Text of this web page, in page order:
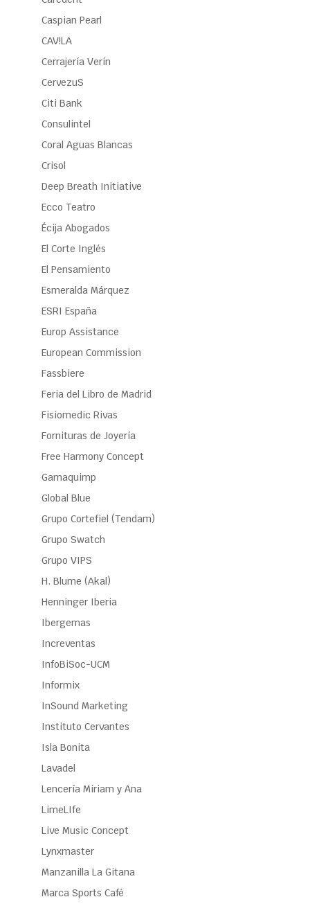
Caspian Pearl
CAV!LA
Cerrajería Verín
CervezuS
Citi Bank
Consulintel
Coral Aguas Blancas
Crisol
Deep Breath Initiative
Ecco Teatro
Écija Abogados
El Corte Inglés
El Pensamiento
Esmeralda Márquez
ESRI España
Europ Assistance
European Commission
Fassbiere
Feria del Libro de Madrid
Fisiomedic Rivas
Fornituras de Joyería
Free Harmony Concept
Gamaquimp
Global Blue
Grupo Cortefiel (Tendam)
Grupo Swatch
Grupo VIPS
H. Blume (Akal)
Henninger Iberia
Ibergemas
Increventas
InfoBiSoc-UCM
Informix
InSound Marketing
Instituto Cervantes
Isla Bonita
Lavadel
Lencería Miriam y Ana
LimeLIfe
Live Music Concept
Lynxmaster
Manzanilla La Gitana
Marca Sports Café